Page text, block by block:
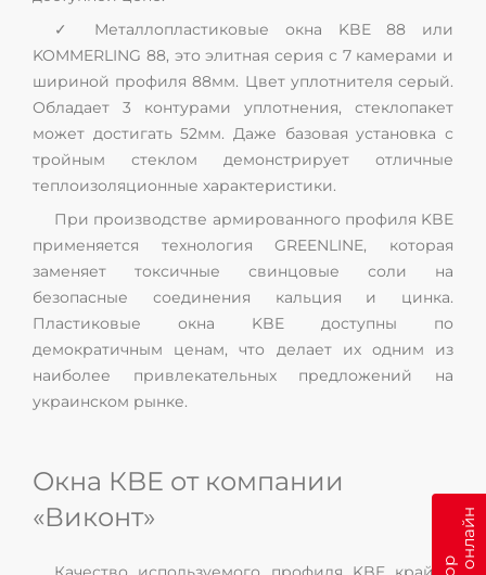
✓ Металлопластиковые окна KBE 88 или
KOMMERLING 88, это элитная серия с 7 камерами и
шириной профиля 88мм. Цвет уплотнителя серый.
Обладает 3 контурами уплотнения, стеклопакет
может достигать 52мм. Даже базовая установка с
тройным стеклом демонстрирует отличные
теплоизоляционные характеристики.
При производстве армированного профиля KBE
применяется технология GREENLINE, которая
заменяет токсичные свинцовые соли на
безопасные соединения кальция и цинка.
Пластиковые окна KBE доступны по
демократичным ценам, что делает их одним из
наиболее привлекательных предложений на
украинском рынке.
Окна КBЕ от компании
«Виконт»